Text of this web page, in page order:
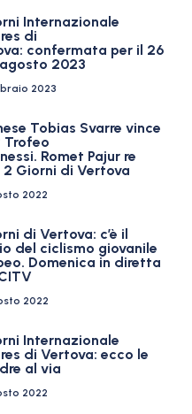
Internazionale
di
confermata per il 26
2023
2023
Tobias Svarre vince
Trofeo
Romet Pajur re
2 Giorni di Vertova
2022
di Vertova: c’è il
del ciclismo giovanile
Domenica in diretta
2022
Internazionale
di Vertova: ecco le
al via
2022